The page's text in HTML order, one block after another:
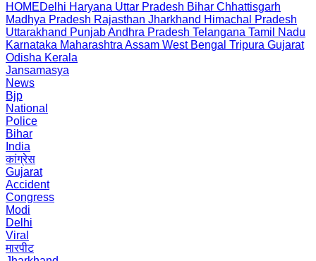
HOMEDelhi Haryana Uttar Pradesh Bihar Chhattisgarh
Madhya Pradesh Rajasthan Jharkhand Himachal Pradesh
Uttarakhand PunjabAndhra Pradesh Telangana Tamil Nadu
Karnataka Maharashtra Assam West Bengal Tripura Gujarat
Odisha Kerala
Jansamasya
News
Bjp
National
Police
Bihar
India
कांग्रेस
Gujarat
Accident
Congress
Modi
Delhi
Viral
मारपीट